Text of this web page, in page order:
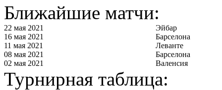
Ближайшие матчи:
22 мая 2021
Эйбар
16 мая 2021
Барселона
11 мая 2021
Леванте
08 мая 2021
Барселона
02 мая 2021
Валенсия
Турнирная таблица: